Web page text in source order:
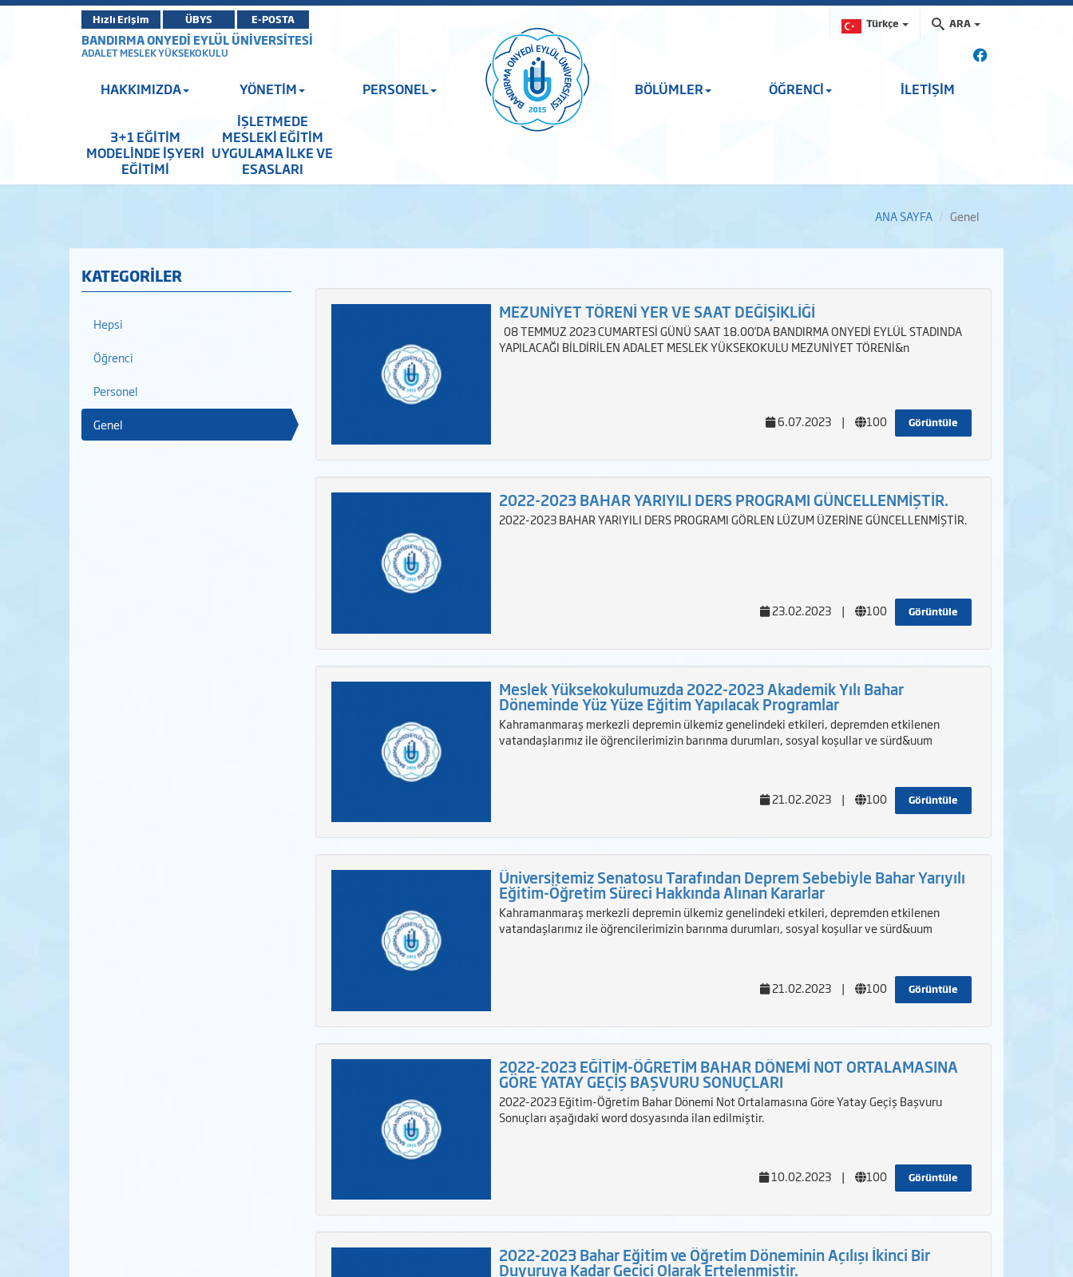
Hızlı Erişim ÜBYS E-POSTA Türkçe ARA
BANDIRMA ONYEDİ EYLÜL ÜNİVERSİTESİ
ADALET MESLEK YÜKSEKOKULU
HAKKIMIZDA YÖNETİM PERSONEL BÖLÜMLER ÖĞRENCİ İLETİŞİM
3+1 EĞİTİM
MODELİNDE İŞYERİ
EĞİTİMİ
İŞLETMEDE
MESLEKİ EĞİTİM
UYGULAMA İLKE VE
ESASLARI
ANA SAYFA Genel
KATEGORİLER
Hepsi
Öğrenci
Personel
Genel
MEZUNİYET TÖRENİ YER VE SAAT DEĞİŞİKLİĞİ
08 TEMMUZ 2023 CUMARTESİ GÜNÜ SAAT 18.00'DA BANDIRMA ONYEDİ EYLÜL STADINDA
YAPILACAĞI BİLDİRİLEN ADALET MESLEK YÜKSEKOKULU MEZUNİYET TÖRENİ&n
Görüntüle
6.07.2023 | 100
2022-2023 BAHAR YARIYILI DERS PROGRAMI GÜNCELLENMİŞTİR.
2022-2023 BAHAR YARIYILI DERS PROGRAMI GÖRLEN LÜZUM ÜZERİNE GÜNCELLENMİŞTİR.
Görüntüle
23.02.2023 | 100
Meslek Yüksekokulumuzda 2022-2023 Akademik Yılı Bahar
Döneminde Yüz Yüze Eğitim Yapılacak Programlar
Kahramanmaraş merkezli depremin ülkemiz genelindeki etkileri, depremden etkilenen
vatandaşlarımız ile öğrencilerimizin barınma durumları, sosyal koşullar ve sürd&uum
Görüntüle
21.02.2023 | 100
Üniversitemiz Senatosu Tarafından Deprem Sebebiyle Bahar Yarıyılı
Eğitim-Öğretim Süreci Hakkında Alınan Kararlar
Kahramanmaraş merkezli depremin ülkemiz genelindeki etkileri, depremden etkilenen
vatandaşlarımız ile öğrencilerimizin barınma durumları, sosyal koşullar ve sürd&uum
Görüntüle
21.02.2023 | 100
2022-2023 EĞİTİM-ÖĞRETİM BAHAR DÖNEMİ NOT ORTALAMASINA
GÖRE YATAY GEÇİŞ BAŞVURU SONUÇLARI
2022-2023 Eğitim-Öğretim Bahar Dönemi Not Ortalamasına Göre Yatay Geçiş Başvuru
Sonuçları aşağıdaki word dosyasında ilan edilmiştir.
Görüntüle
10.02.2023 | 100
2022-2023 Bahar Eğitim ve Öğretim Döneminin Açılışı İkinci Bir
Duyuruya Kadar Geçici Olarak Ertelenmiştir.